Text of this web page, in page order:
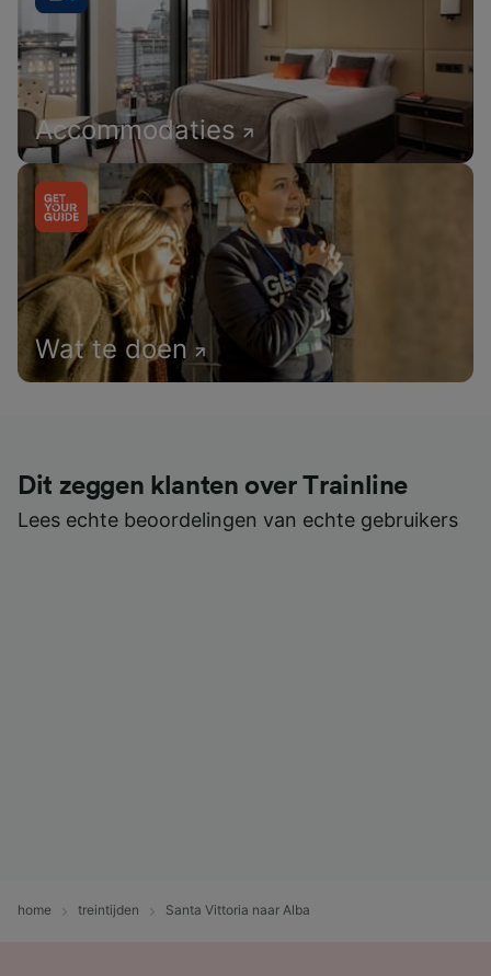
Accommodaties
Wat te doen
Dit zeggen klanten over Trainline
Lees echte beoordelingen van echte gebruikers
home treintijden Santa Vittoria naar Alba